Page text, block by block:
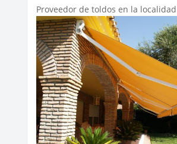
Proveedor de toldos en la